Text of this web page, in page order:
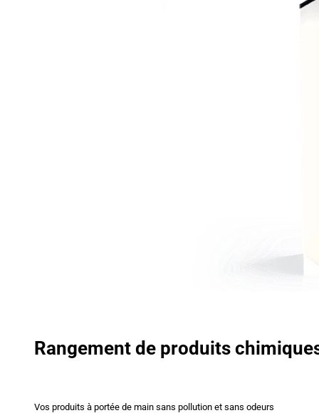
Rangement de produits
Vos produits à portée de main sans pollution et sans odeurs